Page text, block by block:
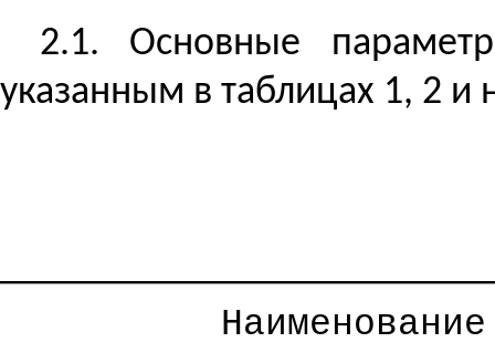
2.1. Основные
указанным в таблицах 1, 2 и